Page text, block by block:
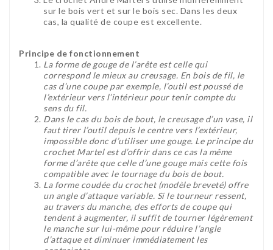
sur le bois vert et sur le bois sec. Dans les deux
cas, la qualité de coupe est excellente.
Principe de fonctionnement
La forme de gouge de l’arête est celle qui
correspond le mieux au creusage. En bois de fil, le
cas d’une coupe par exemple, l’outil est poussé de
l’extérieur vers l’intérieur pour tenir compte du
sens du fil.
Dans le cas du bois de bout, le creusage d’un vase, il
faut tirer l’outil depuis le centre vers l’extérieur,
impossible donc d’utiliser une gouge. Le principe du
crochet Martel est d’offrir dans ce cas la même
forme d’arête que celle d’une gouge mais cette fois
compatible avec le tournage du bois de bout.
La forme coudée du crochet (modèle breveté) offre
un angle d’attaque variable. Si le tourneur ressent,
au travers du manche, des efforts de coupe qui
tendent à augmenter, il suffit de tourner légèrement
le manche sur lui-même pour réduire l’angle
d’attaque et diminuer immédiatement les